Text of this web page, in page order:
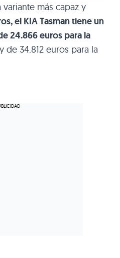
más capaz y
el KIA Tasman tiene un
24.866 euros para la
y de 34.812 euros para la